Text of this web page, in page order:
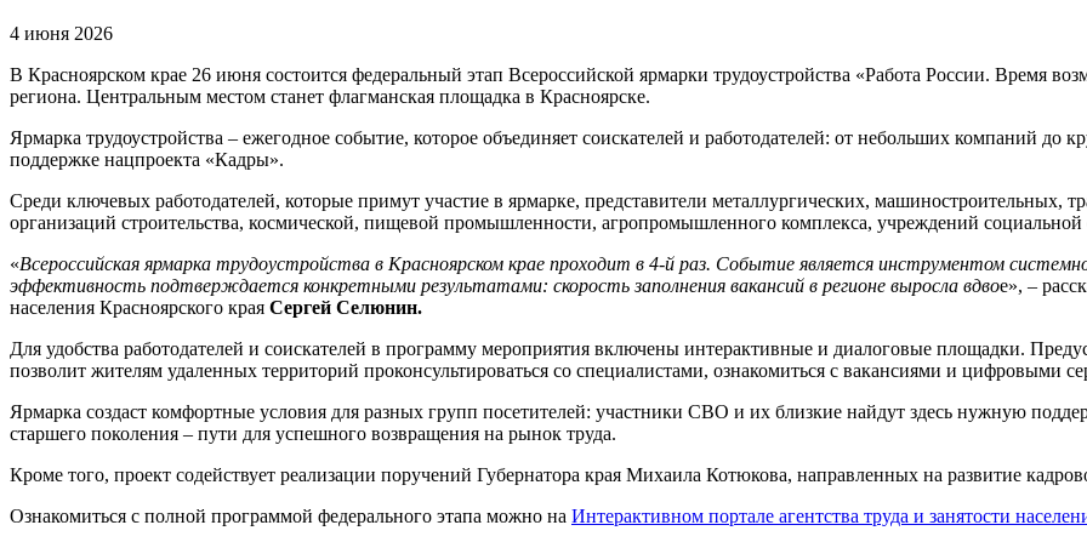
4 июня 2026
В Красноярском крае 26 июня состоится федеральный этап Всероссийской ярмарки трудоустройства «Работа России. Время
региона. Центральным местом станет флагманская площадка в Красноярске.
Ярмарка трудоустройства – ежегодное событие, которое объединяет соискателей и работодателей: от небольших компаний
поддержке нацпроекта «Кадры».
Среди ключевых работодателей, которые примут участие в ярмарке, представители металлургических, машиностроительных,
организаций строительства, космической, пищевой промышленности, агропромышленного комплекса, учреждений
«Всероссийская ярмарка трудоустройства в Красноярском крае проходит в 4-й раз. Событие является инструментом
эффективность подтверждается конкретными результатами: скорость заполнения вакансий в регионе выросла вдвое», –
населения Красноярского края Сергей Селюнин.
Для удобства работодателей и соискателей в программу мероприятия включены интерактивные и диалоговые площадки.
позволит жителям удаленных территорий проконсультироваться со специалистами, ознакомиться с вакансиями и цифровыми
Ярмарка создаст комфортные условия для разных групп посетителей: участники СВО и их близкие найдут здесь нужную
старшего поколения – пути для успешного возвращения на рынок труда.
Кроме того, проект содействует реализации поручений Губернатора края Михаила Котюкова, направленных на развитие
Ознакомиться с полной программой федерального этапа можно на Интерактивном портале агентства труда и занятости